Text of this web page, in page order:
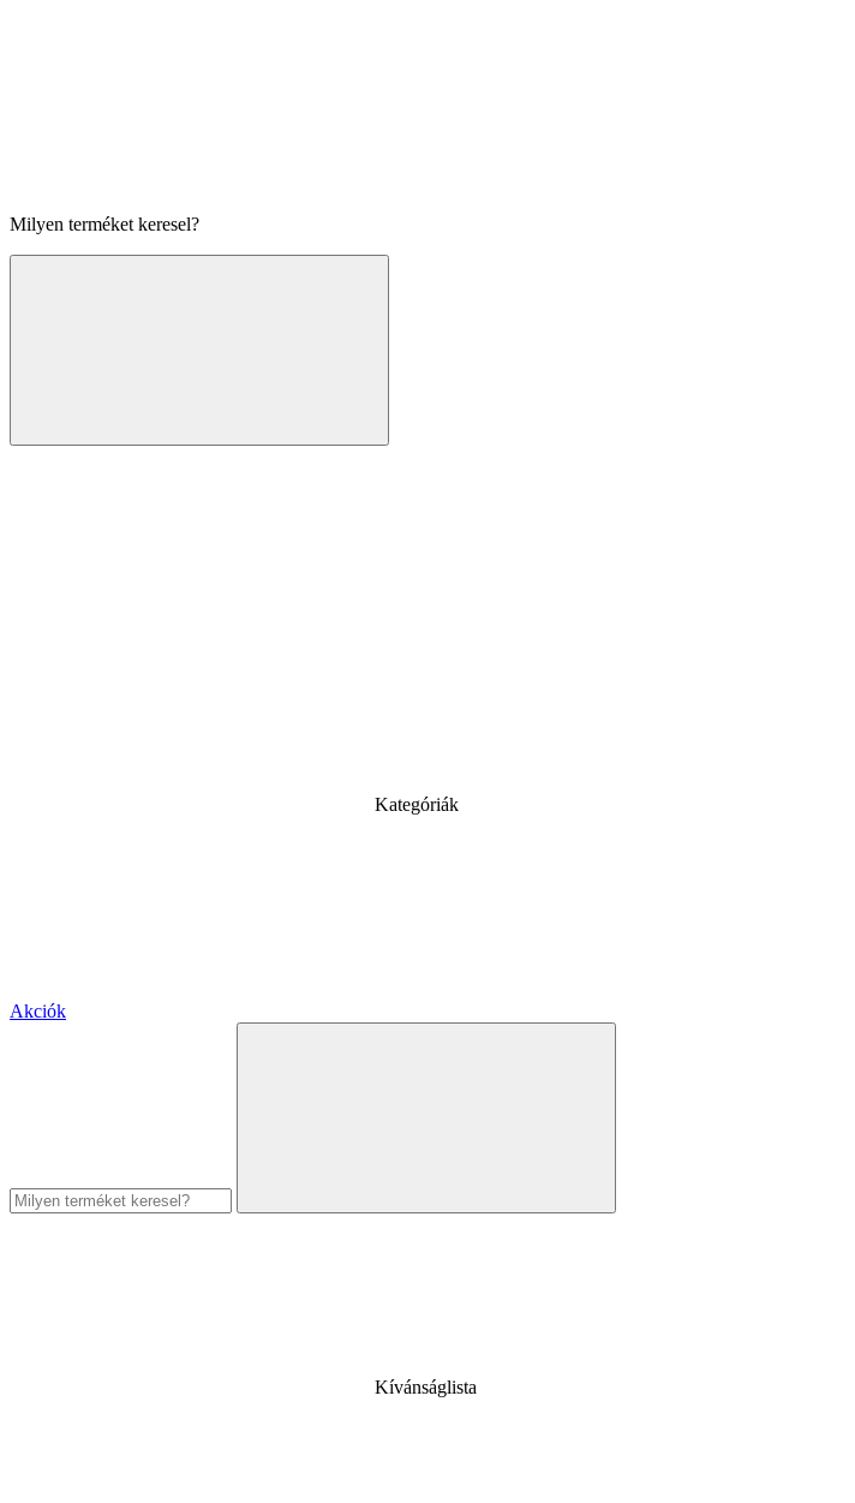
Milyen terméket keresel?
Kategóriák
Akciók
Kívánságlista